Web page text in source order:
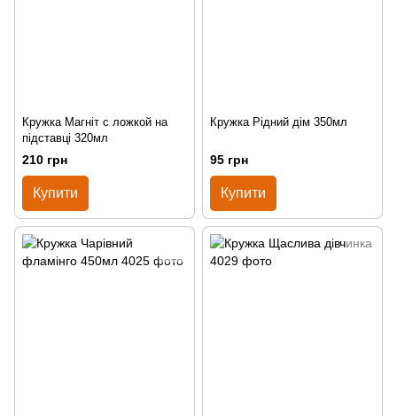
Кружка Магніт с ложкой на
підставці 320мл
210 грн
Купити
Кружка Рідний дім 350мл
95 грн
Купити